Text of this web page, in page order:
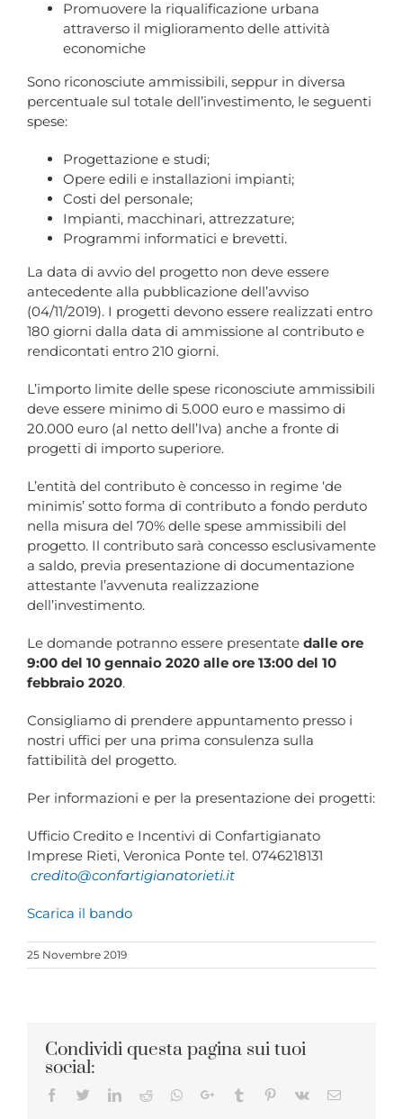
Promuovere la riqualificazione urbana
attraverso il miglioramento delle attività
economiche
Sono riconosciute ammissibili, seppur in diversa
percentuale sul totale dell’investimento, le seguenti
spese:
Progettazione e studi;
Opere edili e installazioni impianti;
Costi del personale;
Impianti, macchinari, attrezzature;
Programmi informatici e brevetti.
La data di avvio del progetto non deve essere
antecedente alla pubblicazione dell’avviso
(04/11/2019). I progetti devono essere realizzati entro
180 giorni dalla data di ammissione al contributo e
rendicontati entro 210 giorni.
L’importo limite delle spese riconosciute ammissibili
deve essere minimo di 5.000 euro e massimo di
20.000 euro (al netto dell’Iva) anche a fronte di
progetti di importo superiore.
L’entità del contributo è concesso in regime ‘de
minimis’ sotto forma di contributo a fondo perduto
nella misura del 70% delle spese ammissibili del
progetto. Il contributo sarà concesso esclusivamente
a saldo, previa presentazione di documentazione
attestante l’avvenuta realizzazione
dell’investimento.
Le domande potranno essere presentate dalle ore
9:00 del 10 gennaio 2020 alle ore 13:00 del 10
febbraio 2020.
Consigliamo di prendere appuntamento presso i
nostri uffici per una prima consulenza sulla
fattibilità del progetto.
Per informazioni e per la presentazione dei progetti:
Ufficio Credito e Incentivi di Confartigianato
Imprese Rieti, Veronica Ponte tel. 0746218131
credito@confartigianatorieti.it
Scarica il bando
25 Novembre 2019
Condividi questa pagina sui tuoi
social:
Facebook
TwitterLinkedIn
RedditWhatsapp
Google+Tumblr Pinterest
Vk Email